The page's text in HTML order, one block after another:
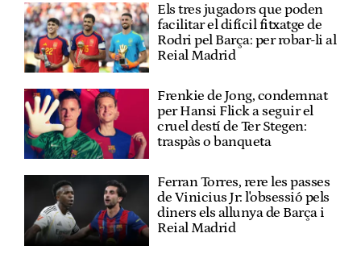
Els tres jugadors que poden
facilitar el difícil fitxatge de
Rodri pel Barça: per robar-li al
Reial Madrid
Frenkie de Jong, condemnat
per Hansi Flick a seguir el
cruel destí de Ter Stegen:
traspàs o banqueta
Ferran Torres, rere les passes
de Vinicius Jr: l'obsessió pels
diners els allunya de Barça i
Reial Madrid